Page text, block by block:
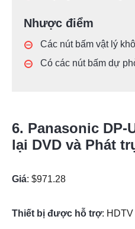
Nhược điểm
Các nút bấm vật lý
Có các nút bấm dự
6. Panasonic DP-
lại DVD và Phát
Giá: $971.28
Thiết bị được hỗ trợ: